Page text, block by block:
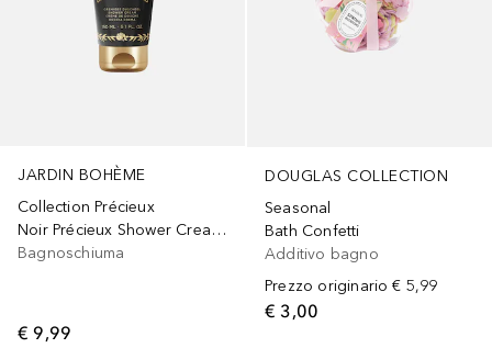
JARDIN BOHÈME
Collection Précieux
Noir Précieux Shower Cream 150ml
Bagnoschiuma
€ 9,99
DOUGLAS COLLECTION
Seasonal
Bath Confetti
Additivo bagno
Prezzo originario € 5,99
€ 3,00